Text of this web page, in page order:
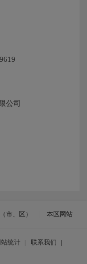
公司
市、区） 本区网站
站统计 | 联系我们
|